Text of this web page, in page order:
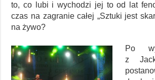
to, co lubi i wychodzi jej to od lat
czas na zagranie całej „Sztuki jest
na żywo?
Po
z